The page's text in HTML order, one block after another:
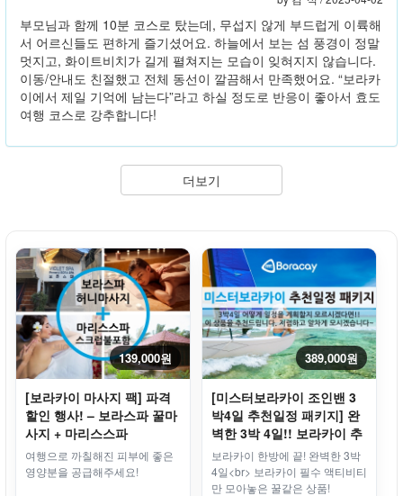
부모님과 함께 10분 코스로 탔는데, 무섭지 않게 부드럽게 이륙해
서 어르신들도 편하게 즐기셨어요. 하늘에서 보는 섬 풍경이 정말
멋지고, 화이트비치가 길게 펼쳐지는 모습이 잊혀지지 않습니다.
이동/안내도 친절했고 전체 동선이 깔끔해서 만족했어요. “보라카
이에서 제일 기억에 남는다”라고 하실 정도로 반응이 좋아서 효도
여행 코스로 강추합니다!
더보기
139,000원
[보라카이 마사지 팩] 파격
할인 행사! – 보라스파 꿀마
사지 + 마리스스파
여행으로 까칠해진 피부에 좋은
영양분을 공급해주세요!
389,000원
[미스터보라카이 조인밴 3
박4일 추천일정 패키지] 완
벽한 3박 4일!! 보라카이 추
천일정 패키지
보라카이 한방에 끝! 완벽한 3박
4일<br> 보라카이 필수 액티비티
만 모아놓은 꿀같은 상품!